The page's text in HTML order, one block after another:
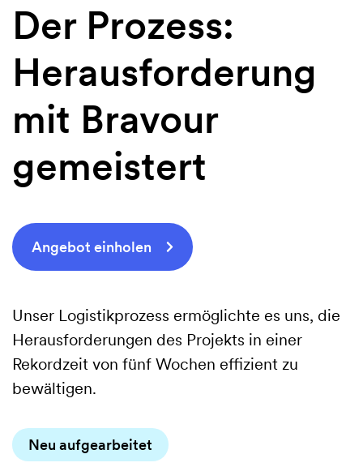
einheitliche
Ästhetik
und
beweist
Tragfähigkeit
Kombination.
Der Prozess:
Herausforderung
mit Bravour
gemeistert
Angebot einholen
Unser Logistikprozess ermöglichte es uns, die
Herausforderungen des Projekts in einer
Rekordzeit von fünf Wochen effizient zu
bewältigen.
Neu aufgearbeitet